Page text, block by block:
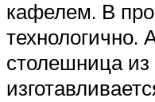
кафелем. В
технологично.
столешница